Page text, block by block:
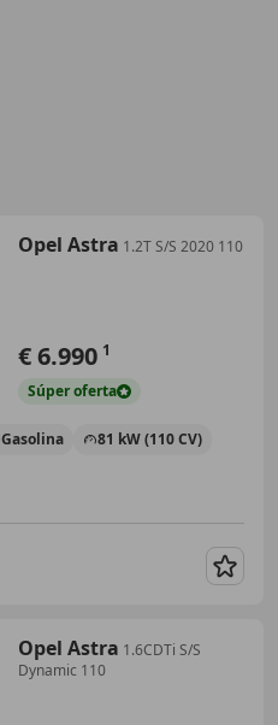
Opel Astra 1.2T S/S 2020 110
€ 6.990 1
Súperoferta
Gasolina 81 kW (110 CV)
Opel Astra 1.6CDTi S/S
Dynamic 110